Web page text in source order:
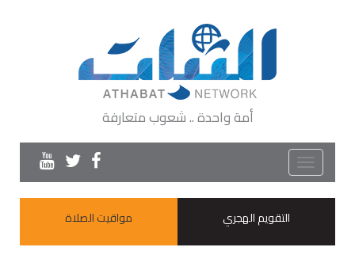
أمة واحدة .. شعوب متعارفة
Toggle
navigation
التقويم الهجري
مواقيت الصلاة